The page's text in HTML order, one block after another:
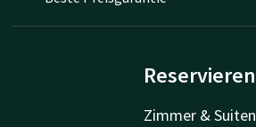
Reservieren
Zimmer & Suiten